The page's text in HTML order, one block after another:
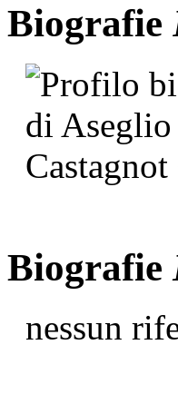
Biografie
Biografie
nessun